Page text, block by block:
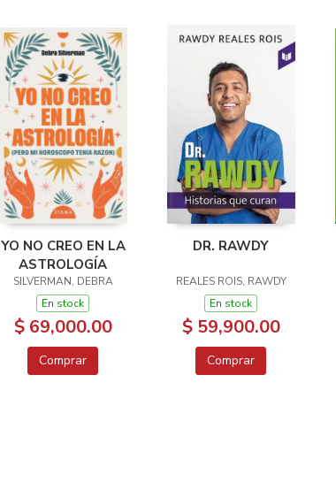
YO NO CREO EN LA
ASTROLOGÍA
SILVERMAN, DEBRA
En stock
$ 69,000.00
Comprar
DR. RAWDY
REALES ROIS, RAWDY
En stock
$ 59,900.00
Comprar